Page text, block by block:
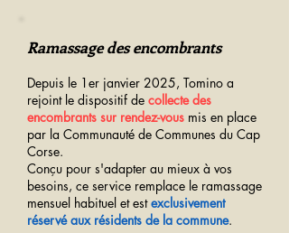
Ramassage des encombrants
Depuis le 1er janvier 2025, Tomino a
rejoint le dispositif de collecte des
encombrants sur rendez-vous mis en place
par la Communauté de Communes du Cap
Corse.
Conçu pour s'adapter au mieux à vos
besoins, ce service remplace le ramassage
mensuel habituel et estexclusivement
réservé aux résidents de la commune.